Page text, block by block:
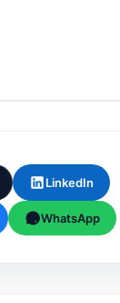
LinkedIn
WhatsApp